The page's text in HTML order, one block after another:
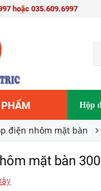
hoặc 035.609.6997
Hộp
điện nhôm mặt bàn
mặt bàn
mặt bàn 300x120mm